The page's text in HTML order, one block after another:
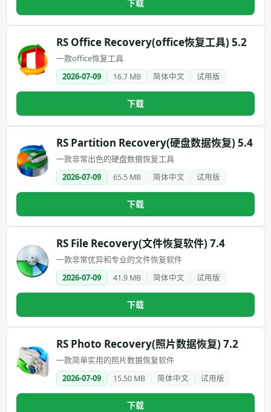
下载
RS Office Recovery(office恢复工具) 5.2
一款office恢复工具
2026-07-09
16.7 MB 简体中文 试用版
下载
RS Partition Recovery(硬盘数据恢复) 5.4
一款非常出色的硬盘数据恢复工具
2026-07-09
65.5 MB 简体中文 试用版
下载
RS File Recovery(文件恢复软件) 7.4
一款非常优异和专业的文件恢复软件
2026-07-09
41.9 MB 简体中文 试用版
下载
RS Photo Recovery(照片数据恢复) 7.2
一款简单实用的照片数据恢复软件
2026-07-09
15.50 MB 简体中文 试用版
下载